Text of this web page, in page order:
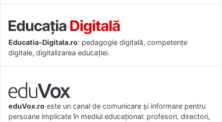
Educatia-Digitala.ro: pedagogie digitală, competențe
digitale, digitalizarea educației.
eduVox.ro este un canal de comunicare și informare pentru
persoane implicate în mediul educațional: profesori, directori,